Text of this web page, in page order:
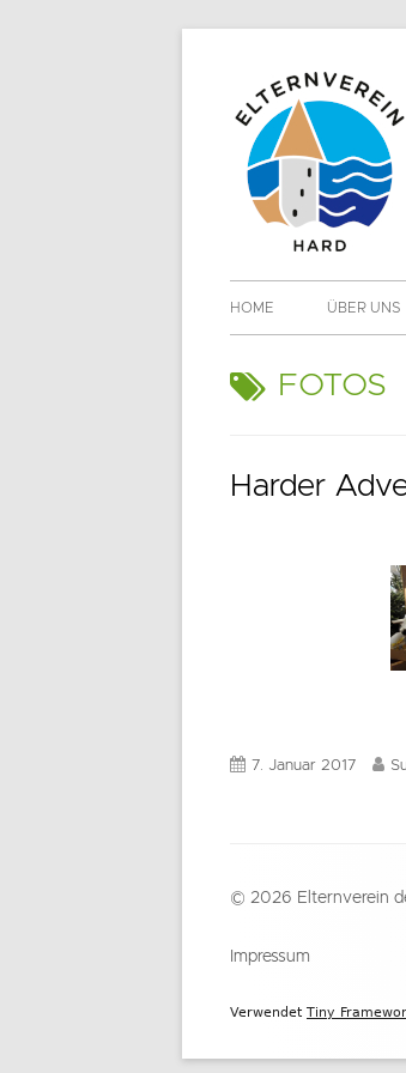
Primäres
HOME ÜBER UNS
FOTOS
Harder
Veröffentlicht
7. Januar 2017
Inhalt
© 2026 Elternverein
Impressum
Verwendet Tiny